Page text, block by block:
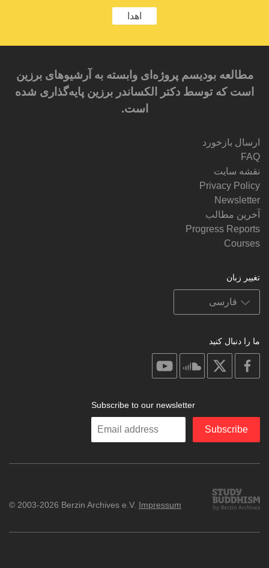
اهدا
مطالعه بودیسم پروژه‌ای وابسته به آرشیوهای برزین
است که توسط دکتر الکساندر برزین پایه‌گذاری شده
است.
ارسال بازخورد
FAQ
نقشه سایت
Privacy Policy
Newsletter
آخرین مطالب
Progress Reports
Courses
تغییر زبان
ما را دنبال کنید
facebook
soundcloud
Subscribe to our newsletter
Enter
Subscribe
Study
Buddhism
© 2003-2026 Berzin Archives e.V. Impressum